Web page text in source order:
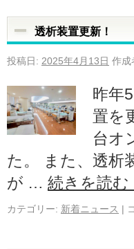
透析装置更新！
投稿日: 2025年4月13日 作成
昨年
置を
台オ
た。 また、透析
が … 続きを読む
カテゴリー: 新着ニュース |